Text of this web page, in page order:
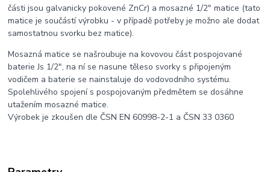
části jsou galvanicky pokovené ZnCr) a mosazné 1/2" matice (tato
matice je součástí výrobku - v případě potřeby je možno ale dodat
samostatnou svorku bez matice).
Mosazná matice se našroubuje na kovovou část pospojované
baterie Js 1/2", na ní se nasune těleso svorky s připojeným
vodičem a baterie se nainstaluje do vodovodního systému.
Spolehlivého spojení s pospojovaným předmětem se dosáhne
utažením mosazné matice.
Výrobek je zkoušen dle ČSN EN 60998-2-1 a ČSN 33 0360